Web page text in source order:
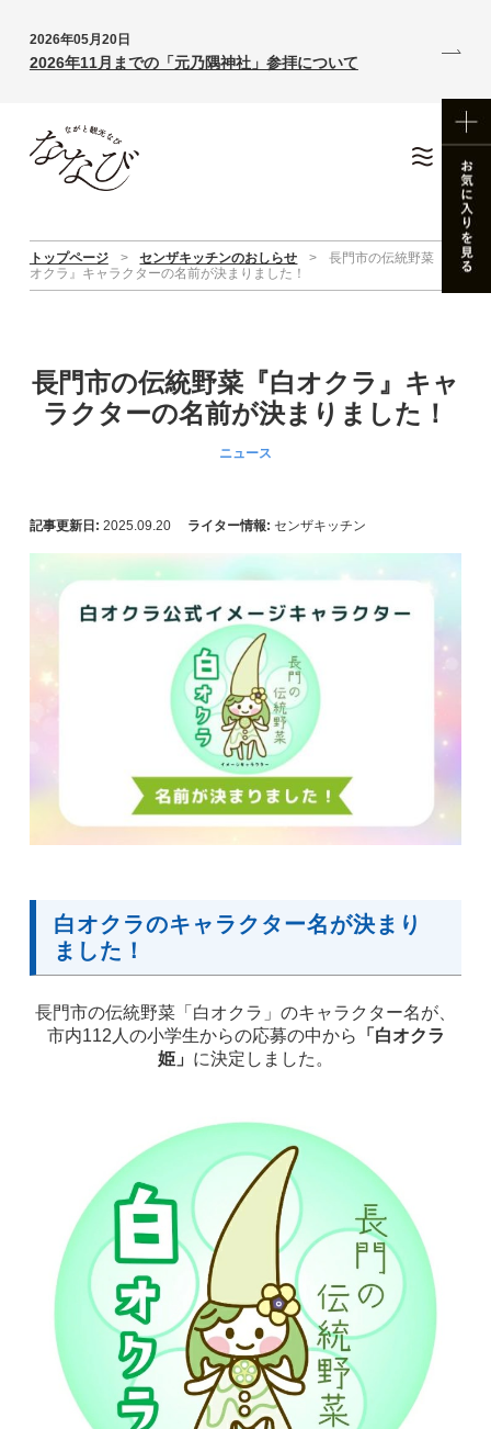
2026年05月20日
2026年11月までの「元乃隅神社」参拝について
トップページ > センザキッチンのおしらせ >
長門市の伝統野菜『白
オクラ』キャラクターの名前が決まりました！
長門市の伝統野菜『白オクラ』キャ
ラクターの名前が決まりました！
ニュース
記事更新日: 2025.09.20 ライター情報: センザキッチン
白オクラのキャラクター名が決まり
ました！
長門市の伝統野菜「白オクラ」のキャラクター名が、
市内112人の小学生からの応募の中から 「白オクラ
姫」 に決定しました。